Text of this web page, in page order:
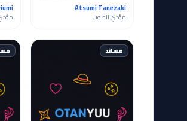
Atsumi Tanezaki
مؤدي الصوت
مساند